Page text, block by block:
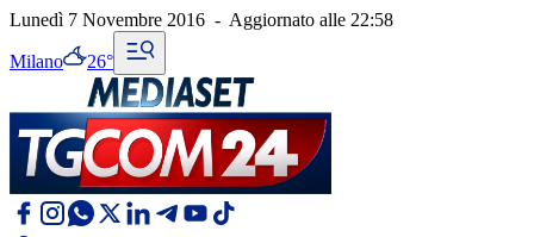
Lunedì 7 Novembre 2016 - Aggiornato alle 22:58
Milano 26°